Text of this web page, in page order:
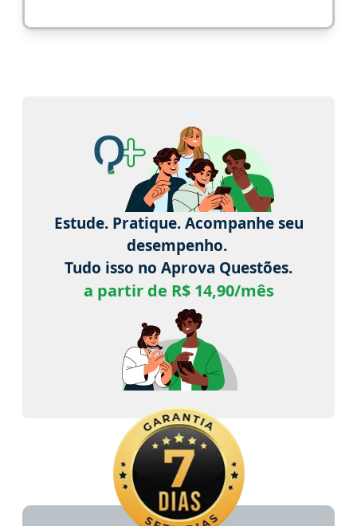
Estude. Pratique. Acompanhe seu
desempenho.
Tudo isso no Aprova Questões.
a partir de R$ 14,90/mês